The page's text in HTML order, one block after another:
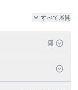
すべて展開